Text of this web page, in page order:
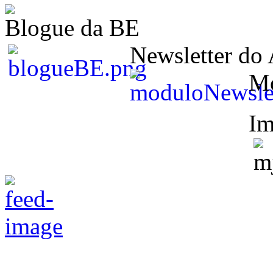
Blogue da BE
Newsletter do